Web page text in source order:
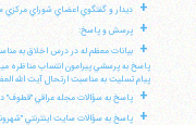
+ ديدار و گفتگوي اعضاي شوراي مركزي
+ پرسش و پاسخ:
+
بيانات معظم له در درس اخلاق به
پاسخ به پرسشي پيرامون انتساب مناظره
پيام تسليت به مناسبت ارتحال آيت الله
+ پاسخ به سؤالات مجله عراقي "قطوف"
+ پاسخ به سؤالات سايت اينترنتي